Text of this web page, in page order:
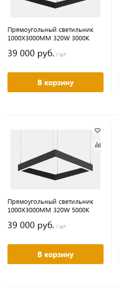
Прямоугольный светильник
1000Х3000MM 320W 3000K
39 000 руб. / шт
В корзину
Прямоугольный светильник
1000Х3000MM 320W 5000K
39 000 руб. / шт
В корзину